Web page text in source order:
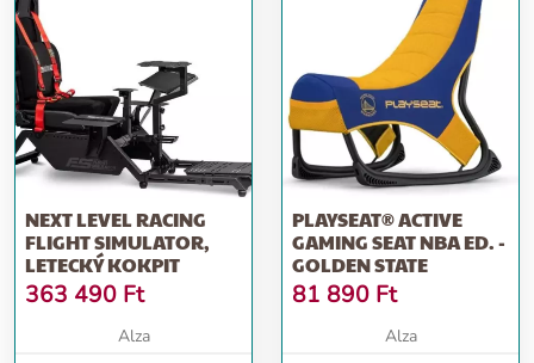
NEXT LEVEL RACING
FLIGHT SIMULATOR,
LETECKÝ KOKPIT
363 490 Ft
Alza
PLAYSEAT® ACTIVE
GAMING SEAT NBA ED. -
GOLDEN STATE
81 890 Ft
Alza